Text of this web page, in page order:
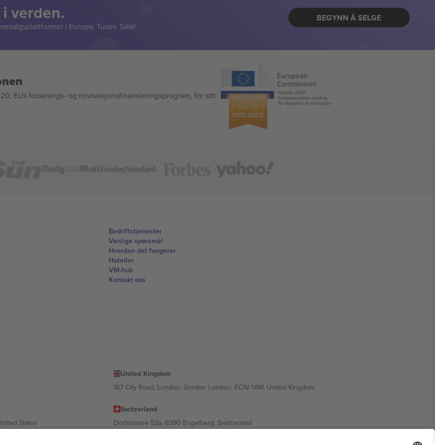
verden.
i Europa. Tusen Takk!
BEGYNN Å SELGE
EUs forsknings- og innovasjonsfinansieringsprogram, for sitt
Bedriftstjenester
Vanlige spørsmål
Hvordan det fungerer
Hoteller
VM-hub
Kontakt oss
United Kingdom
167 City Road, London, Greater London, EC1V 1AW, United Kingdom
States
Switzerland
Dorfstrasse 52a, 6390 Engelberg, Switzerland